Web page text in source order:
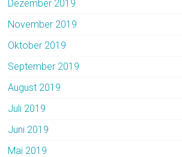
Dezember 2019
November 2019
Oktober 2019
September 2019
August 2019
Juli 2019
Juni 2019
Mai 2019